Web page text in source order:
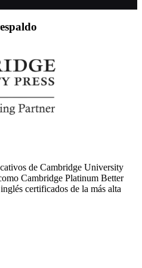
de Cambridge University
Cambridge Platinum Better
certificados de la más alta